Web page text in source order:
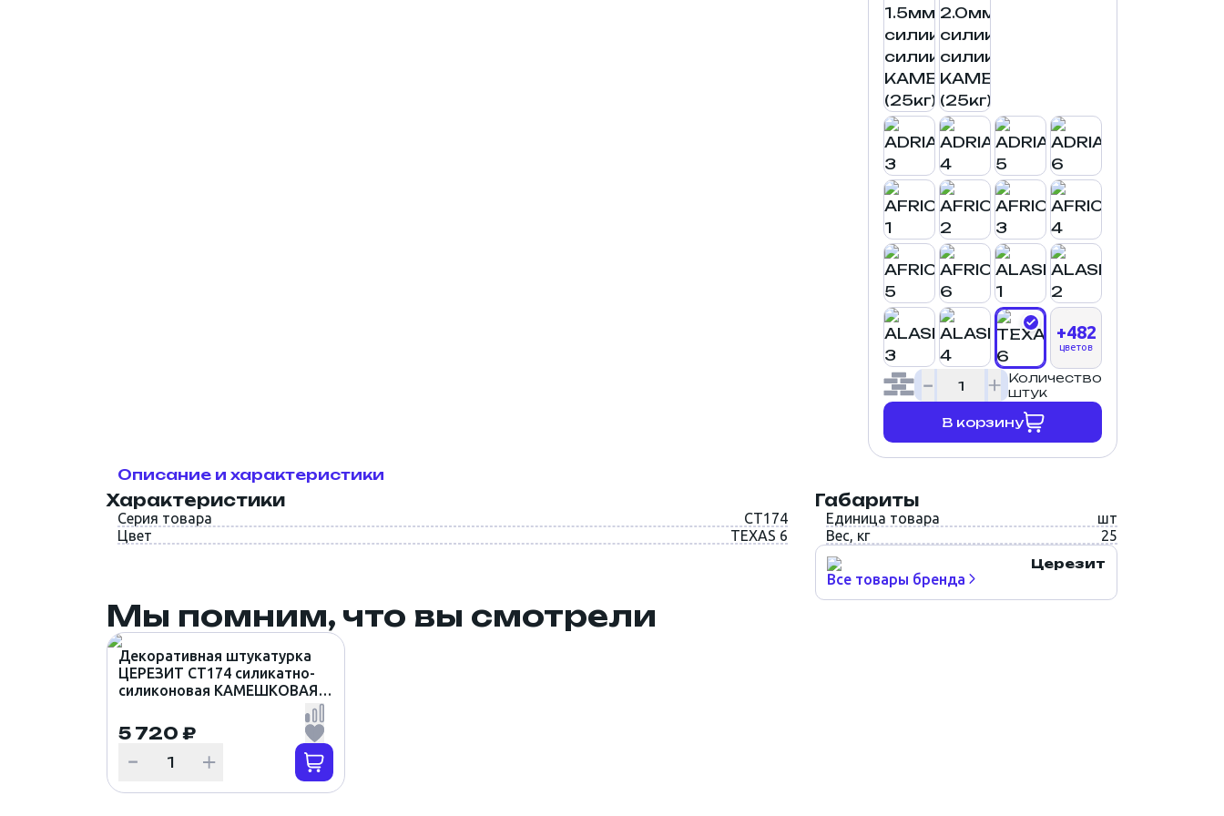
+482
цветов
Количество
штук
В корзину
Описание и характеристики
Характеристики
Серия товара
CT174
Цвет
TEXAS 6
Габариты
Единица товара
шт
Вес, кг
25
Церезит
Все товары бренда
Мы помним, что вы смотрели
Декоративная штукатурка
ЦЕРЕЗИТ CT174 силикатно-
силиконовая КАМЕШКОВАЯ
5 720 ₽